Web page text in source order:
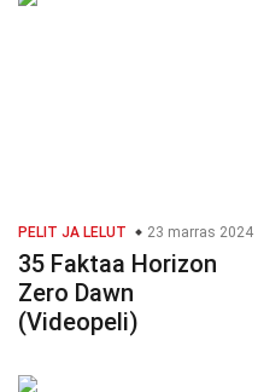
PELIT JA LELUT 23 marras 2024
35 Faktaa Horizon
Zero Dawn
(Videopeli)